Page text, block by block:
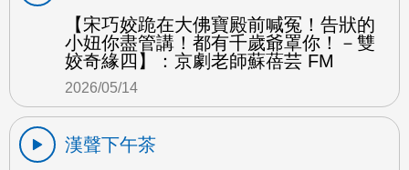
【宋巧姣跪在大佛寶殿前喊冤！告狀的
小妞你盡管講！都有千歲爺罩你！－雙
姣奇緣四】：京劇老師蘇蓓芸 FM
2026/05/14
漢聲下午茶